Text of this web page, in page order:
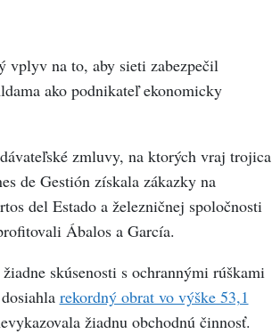
na to, aby sieti zabezpečil
ako podnikateľ ekonomicky
zmluvy, na ktorých vraj trojica
de Gestión získala zákazky na
del Estado a železničnej spoločnosti
Ábalos a García.
skúsenosti s ochrannými rúškami
rekordný obrat vo výške 53,1
žiadnu obchodnú činnosť.